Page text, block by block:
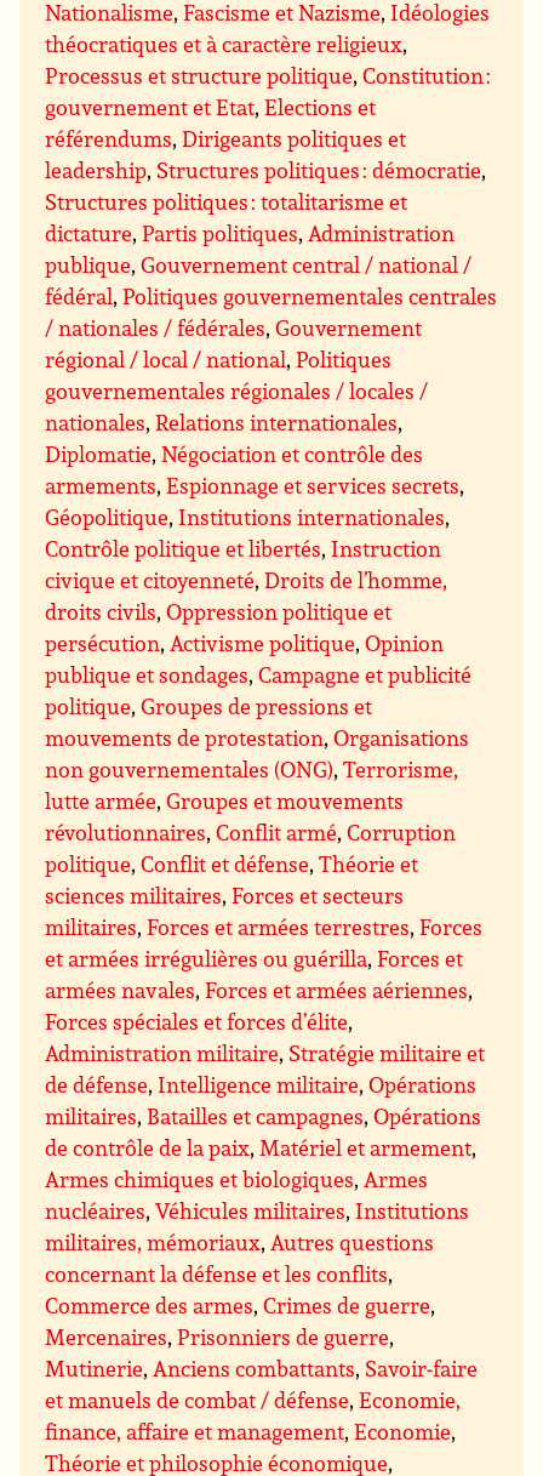
Nationalisme,Fascisme et Nazisme, Idéologies
théocratiques et à caractère religieux,
Processus et structure politique,Constitution :
gouvernement et Etat,Elections et
référendums,Dirigeants politiques et
leadership, Structures politiques : démocratie,
Structures politiques : totalitarisme et
dictature,Partis politiques,Administration
publique,Gouvernement central / national /
fédéral,Politiques gouvernementales centrales
/ nationales / fédérales,Gouvernement
régional / local / national,Politiques
gouvernementales régionales / locales /
nationales,Relations internationales,
Diplomatie,Négociation et contrôle des
armements,Espionnage et services secrets,
Géopolitique, Institutions internationales,
Contrôle politique et libertés, Instruction
civique et citoyenneté,Droits de l’homme,
droits civils,Oppression politique et
persécution,Activisme politique,Opinion
publique et sondages,Campagne et publicité
politique,Groupes de pressions et
mouvements de protestation,Organisations
non gouvernementales (ONG),Terrorisme,
lutte armée,Groupes et mouvements
révolutionnaires,Conflit armé,Corruption
politique,Conflit et défense,Théorie et
sciences militaires,Forces et secteurs
militaires,Forces et armées terrestres,Forces
et armées irrégulières ou guérilla,Forces et
armées navales,Forces et armées aériennes,
Forces spéciales et forces d’élite,
Administration militaire, Stratégie militaire et
de défense, Intelligence militaire,Opérations
militaires, Batailles et campagnes,Opérations
de contrôle de la paix,Matériel et armement,
Armes chimiques et biologiques,Armes
nucléaires,Véhicules militaires, Institutions
militaires, mémoriaux,Autres questions
concernant la défense et les conflits,
Commerce des armes,Crimes de guerre,
Mercenaires,Prisonniers de guerre,
Mutinerie,Anciens combattants, Savoir-faire
et manuels de combat / défense,Economie,
finance, affaire et management,Economie,
Théorie et philosophie économique,